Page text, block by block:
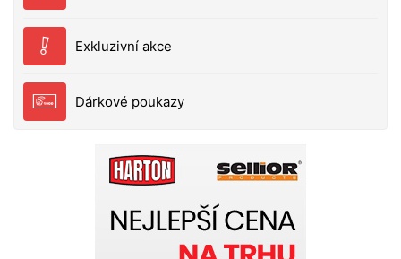
Exkluzivní akce
Dárkové poukazy